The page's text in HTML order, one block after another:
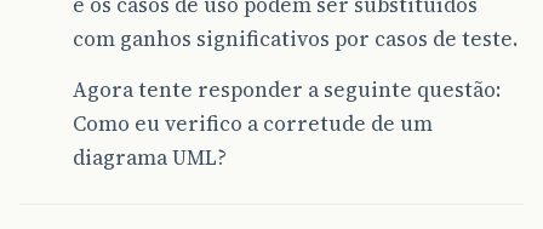
com ganhos significativos por casos de teste.
Agora tente responder a seguinte questão:
Como eu verifico a corretude de um
diagrama UML?